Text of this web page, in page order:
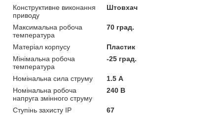
Конструктивне виконання
приводу
Штовхач
Максимальна робоча
температура
70 град.
Матеріал корпусу
Пластик
Мінімальна робоча
температура
-25 град.
Номінальна сила струму
1.5 А
Номінальна робоча
напруга змінного струму
240 В
Ступінь захисту IP
67